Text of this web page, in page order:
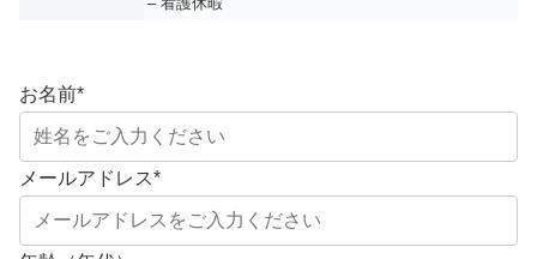
お名前*
メールアドレス*